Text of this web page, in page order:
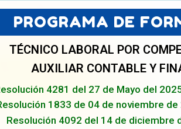
PROGRAMA DE
TÉCNICO LABORAL POR
AUXILIAR CONTABLE Y
4281 del 27 de Mayo del
1833 de 04 de noviembre
Resolución 4092 del 14 de diciembre